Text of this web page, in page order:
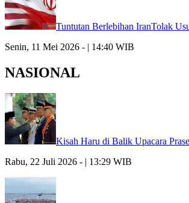
Tuntutan Berlebihan IranTolak
Senin, 11 Mei 2026 - | 14:40 WIB
NASIONAL
Kisah Haru di Balik Upacara
Rabu, 22 Juli 2026 - | 13:29 WIB